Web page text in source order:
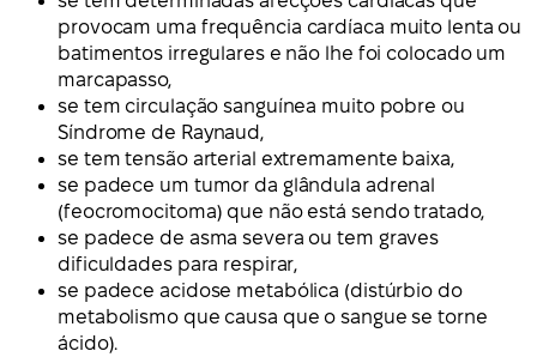
provocam uma frequência cardíaca muito lenta ou
batimentos irregulares e não lhe foi colocado um
marcapasso,
se tem circulação sanguínea muito pobre ou
Síndrome de Raynaud,
se tem tensão arterial extremamente baixa,
se padece um tumor da glândula adrenal
(feocromocitoma) que não está sendo tratado,
se padece de asma severa ou tem graves
dificuldades para respirar,
se padece acidose metabólica (distúrbio do
metabolismo que causa que o sangue se torne
ácido).